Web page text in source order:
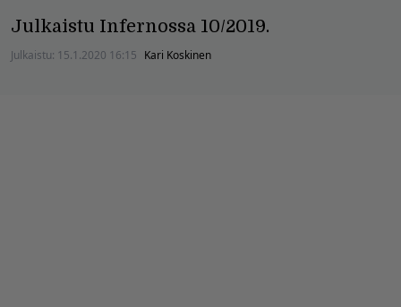
Julkaistu Infernossa 10/2019.
Julkaistu: 15.1.2020 16:15 Kari Koskinen